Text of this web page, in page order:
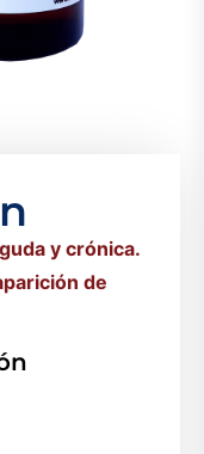
y crónica.
de